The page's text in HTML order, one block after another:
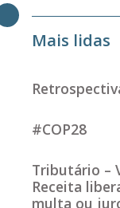
Mais lidas
#COP28
Tributário –
Receita
multa ou